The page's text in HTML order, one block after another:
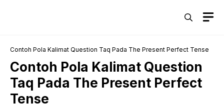
Contoh Pola Kalimat Question Taq Pada The Present Perfect Tense
Contoh Pola Kalimat Question
Taq Pada The Present Perfect
Tense